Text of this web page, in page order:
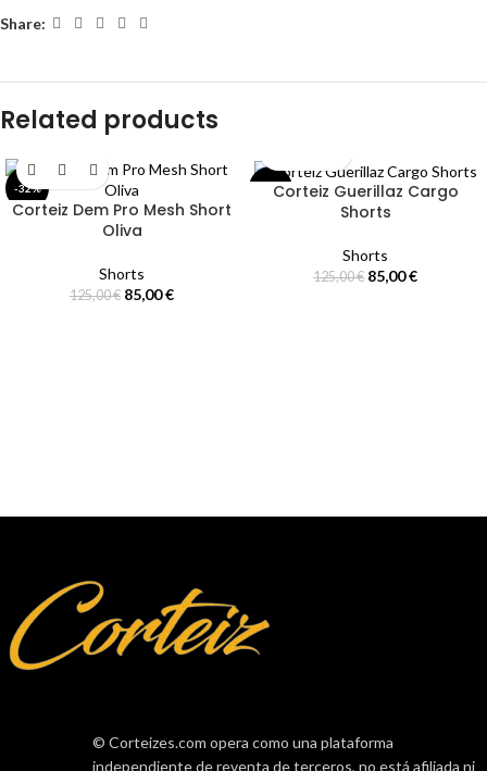
Share:
Related products
-32%
Corteiz Dem Pro Mesh Short
Oliva
Shorts
125,00€ 85,00€
-32%Corteiz Guerillaz Cargo
Shorts
Shorts
125,00€ 85,00€
© Corteizes.com opera como una plataforma
independiente de reventa de terceros, no está afiliada ni